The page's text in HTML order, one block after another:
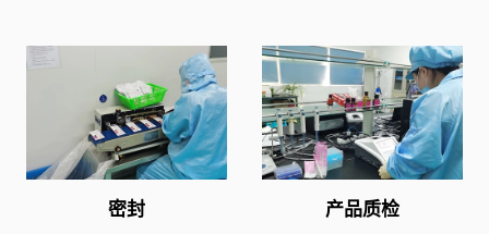
密封 产品质检